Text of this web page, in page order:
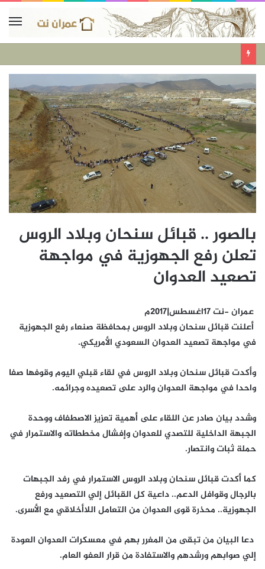
بالصور .. قبائل سنحان وبلاد الروس
تعلن رفع الجهوزية في مواجهة
تصعيد العدوان
عمران -نت 17اغسطس|2017م
أعلنت قبائل سنحان وبلاد الروس بمحافظة صنعاء رفع الجهوزية
في مواجهة تصعيد العدوان السعودي الأمريكي.
وأكدت قبائل سنحان وبلاد الروس في لقاء قبلي اليوم وقوفها صفا
واحدا في مواجهة العدوان والرد على تصعيده وجرائمه.
وشدد بيان صادر عن اللقاء على أهمية تعزيز الاصطفاف ووحدة
الجبهة الداخلية للتصدي للعدوان وإفشال مخططاته والاستمرار في
حملة ثبات وانتصار.
كما أكدت قبائل سنحان وبلاد الروس الاستمرار في رفد الجبهات
بالرجال وقوافل الدعم.. داعية كل القبائل إلي التصعيد ورفع
الجهوزية.. محذرة قوى العدوان من التعامل اللاأخلاقي مع الأسرى.
دعا البيان من تبقى من المغرر بهم في معسكرات العدوان العودة
إلي صوابهم ورشدهم والاستفادة من قرار العفو العام.